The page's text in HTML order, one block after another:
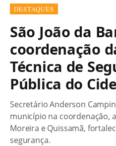
DESTAQUES
São João da
coordenação
Técnica de
Pública do
Secretário Anderson
município na coordenação,
Moreira e Quissamã,
segurança.